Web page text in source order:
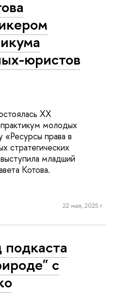
юристов
XX
молодых
права в
стратегических
младший
Котова.
22 мая, 2025 г.
с